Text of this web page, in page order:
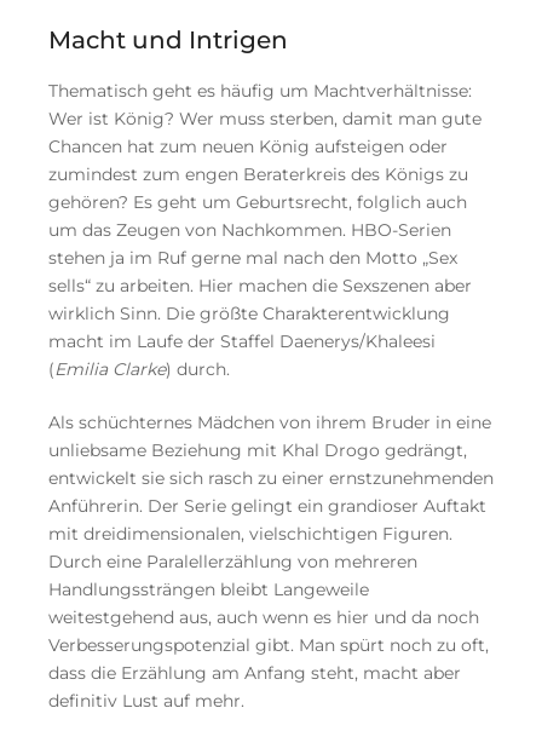
Macht und Intrigen
Thematisch geht es häufig um Machtverhältnisse:
Wer ist König? Wer muss sterben, damit man gute
Chancen hat zum neuen König aufsteigen oder
zumindest zum engen Beraterkreis des Königs zu
gehören? Es geht um Geburtsrecht, folglich auch
um das Zeugen von Nachkommen. HBO-Serien
stehen ja im Ruf gerne mal nach den Motto „Sex
sells“ zu arbeiten. Hier machen die Sexszenen aber
wirklich Sinn. Die größte Charakterentwicklung
macht im Laufe der Staffel Daenerys/Khaleesi
(Emilia Clarke) durch.
Als schüchternes Mädchen von ihrem Bruder in eine
unliebsame Beziehung mit Khal Drogo gedrängt,
entwickelt sie sich rasch zu einer ernstzunehmenden
Anführerin. Der Serie gelingt ein grandioser Auftakt
mit dreidimensionalen, vielschichtigen Figuren.
Durch eine Paralellerzählung von mehreren
Handlungssträngen bleibt Langeweile
weitestgehend aus, auch wenn es hier und da noch
Verbesserungspotenzial gibt. Man spürt noch zu oft,
dass die Erzählung am Anfang steht, macht aber
definitiv Lust auf mehr.